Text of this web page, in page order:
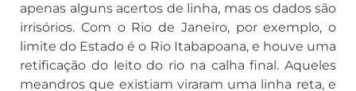
apenas alguns acertos de linha, mas os dados são
irrisórios. Com o Rio de Janeiro, por exemplo, o
limite do Estado é o Rio Itabapoana, e houve uma
retificação do leito do rio na calha final. Aqueles
meandros que existiam viraram uma linha reta, e